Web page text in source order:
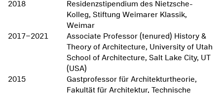
2018
Residenzstipendium des Nietzsche-
Kolleg, Stiftung Weimarer Klassik,
Weimar
2017–2021
Associate Professor (tenured) History &
Theory of Architecture, University of Utah
School of Architecture, Salt Lake City, UT
(USA)
2015
Gastprofessor für Architekturtheorie,
Fakultät für Architektur, Technische